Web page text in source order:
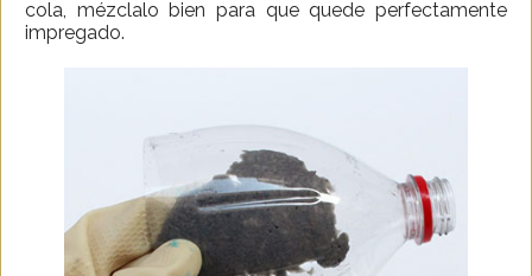
cola, mézclalo bien para que quede perfectamente
impregado.